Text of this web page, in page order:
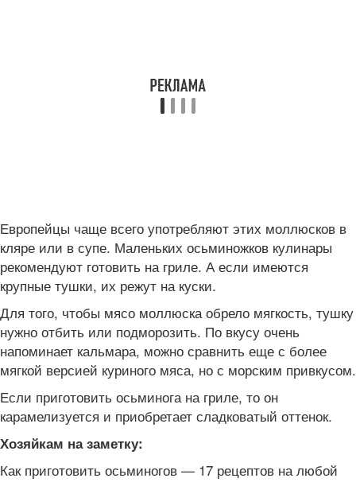
Европейцы чаще всего употребляют этих моллюсков в
кляре или в супе. Маленьких осьминожков кулинары
рекомендуют готовить на гриле. А если имеются
крупные тушки, их режут на куски.
Для того, чтобы мясо моллюска обрело мягкость, тушку
нужно отбить или подморозить. По вкусу очень
напоминает кальмара, можно сравнить еще с более
мягкой версией куриного мяса, но с морским привкусом.
Если приготовить осьминога на гриле, то он
карамелизуется и приобретает сладковатый оттенок.
Хозяйкам на заметку:
Как приготовить осьминогов — 17 рецептов на любой